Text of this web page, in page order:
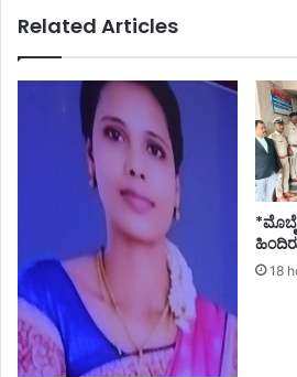
ಡ್
Related Articles
18